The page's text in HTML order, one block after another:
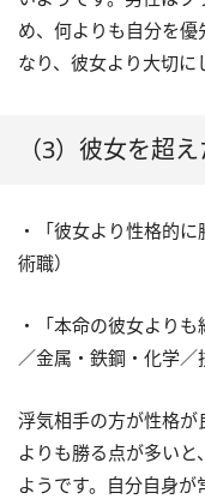
め、何よりも自分を
なり、彼女より大切に
（3）彼女を超
・「彼女より性格的
術職）
・「本命の彼女より
／金属・鉄鋼・化学／
浮気相手の方が性格
よりも勝る点が多い
ようです。自分自身